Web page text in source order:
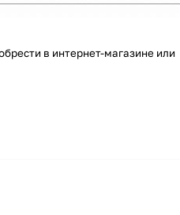
в интернет-магазине или